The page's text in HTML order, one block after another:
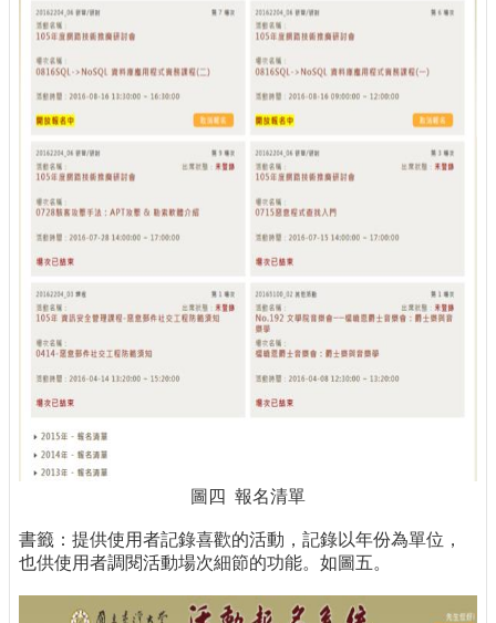
圖四 報名清單
書籤：提供使用者記錄喜歡的活動，記錄以年份為單位，
也供使用者調閱活動場次細節的功能。如圖五。